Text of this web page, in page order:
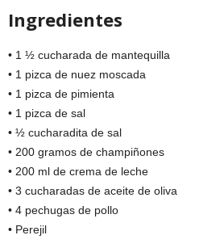
Ingredientes
• 1 ½ cucharada de mantequilla
• 1 pizca de nuez moscada
• 1 pizca de pimienta
• 1 pizca de sal
• ½ cucharadita de sal
• 200 gramos de champiñones
• 200 ml de crema de leche
• 3 cucharadas de aceite de oliva
• 4 pechugas de pollo
• Perejil